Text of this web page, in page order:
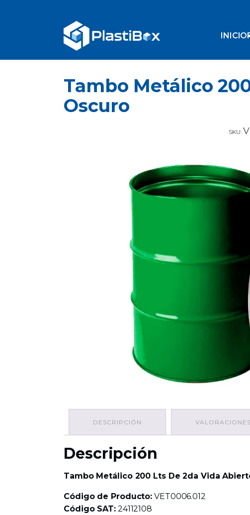
INICIO
Tambo Metálico
Oscuro
SKU:
DESCRIPCIÓN
Descripción
Tambo Metálico 200 Lts De 2da Vida
Código de Producto: VET0006.012
Código SAT:24112108